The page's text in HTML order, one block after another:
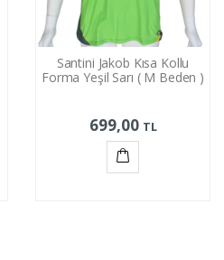
Santini Jakob Kısa Kollu
Forma Yeşil Sarı ( M Beden )
699,00 TL